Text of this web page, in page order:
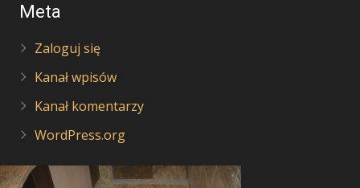
Meta
Zaloguj się
Kanał wpisów
Kanał komentarzy
WordPress.org